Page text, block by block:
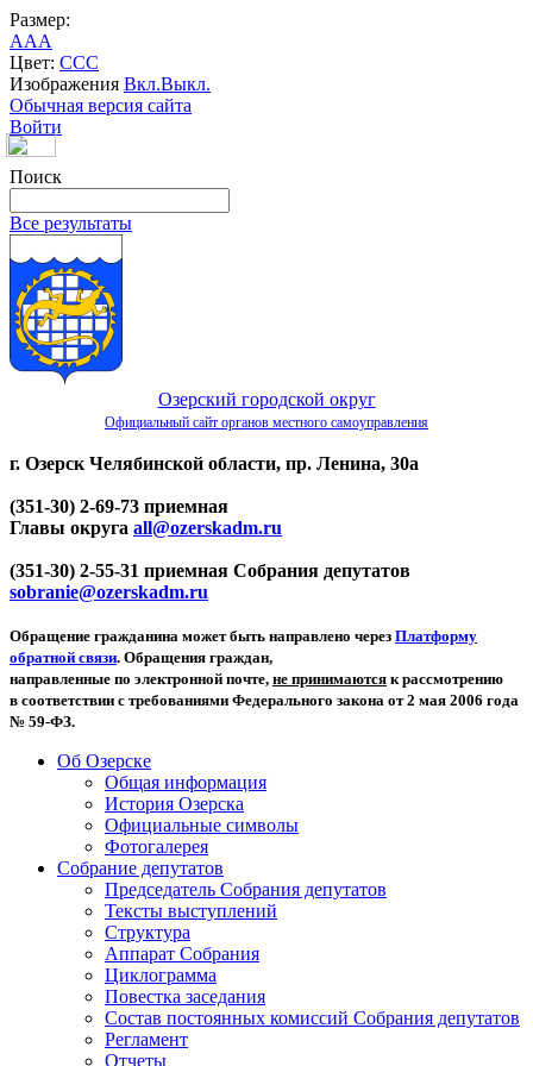
Размер:
AAA
Цвет: CCC
Изображения Вкл.Выкл.
Обычная версия сайта
Войти
Поиск
Все результаты
Озерский городской округ
Официальный сайт органов местного самоуправления
г. Озерск Челябинской области, пр. Ленина, 30а
(351-30) 2-69-73 приемная
Главы округа all@ozerskadm.ru
(351-30) 2-55-31 приемная Собрания депутатов
sobranie@ozerskadm.ru
Обращение гражданина может быть направлено через Платформу
обратной связи. Обращения граждан,
направленные по электронной почте, не принимаются к рассмотрению
в соответствии с требованиями Федерального закона от 2 мая 2006 года
№ 59-ФЗ.
Об Озерске
Общая информация
История Озерска
Официальные символы
Фотогалерея
Собрание депутатов
Председатель Собрания депутатов
Тексты выступлений
Структура
Аппарат Собрания
Циклограмма
Повестка заседания
Состав постоянных комиссий Собрания депутатов
Регламент
Отчеты